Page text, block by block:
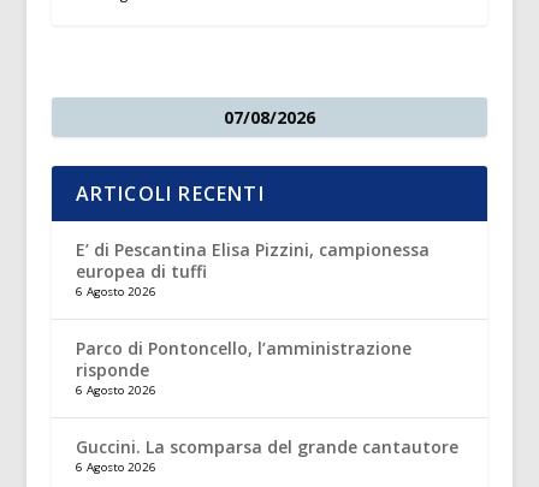
07/08/2026
ARTICOLI RECENTI
E’ di Pescantina Elisa Pizzini, campionessa
europea di tuffi
6 Agosto 2026
Parco di Pontoncello, l’amministrazione
risponde
6 Agosto 2026
Guccini. La scomparsa del grande cantautore
6 Agosto 2026